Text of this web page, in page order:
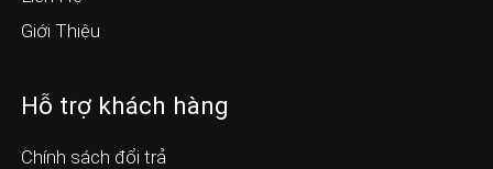
Giới Thiệu
Hỗ trợ khách hàng
Chính sách đổi trả